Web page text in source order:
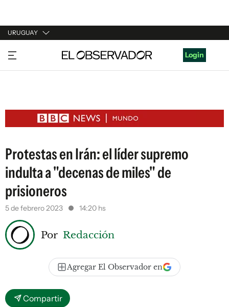
URUGUAY
URUGUAY
ARGENTINA
ESTADOS UNIDOS
Login
Protestas en Irán: el líder supremo
indulta a "decenas de miles" de
prisioneros
5 de febrero 2023 14:20 hs
Por Redacción
Agregar El Observador en
Compartir